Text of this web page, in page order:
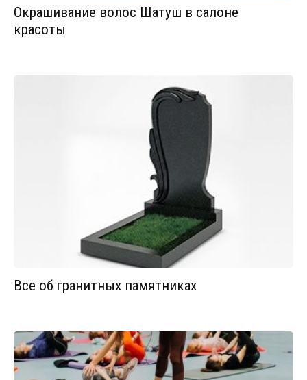
Окрашивание волос Шатуш в салоне
красоты
Все об гранитных памятниках